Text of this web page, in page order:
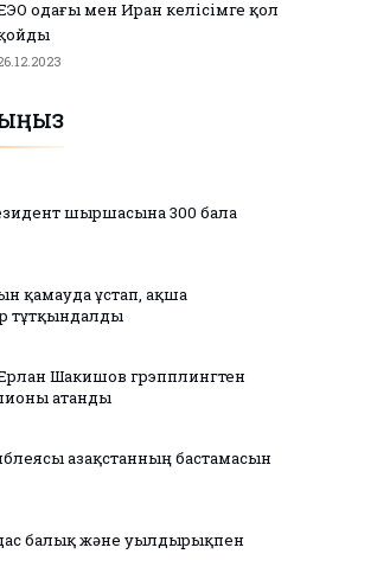
одағы мен Иран келісімге қол
шыршасына 300 бала
қамауда ұстап, ақша
тұтқындалды
Шакишов грэпплингтен
атанды
Қазақстанның бастамасын
балық және уылдырықпен